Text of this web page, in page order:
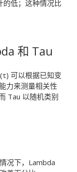
的低；这种情况比
和 Tau
可以根据已知变
力来测量相关性
Tau 以随机类别
况下，Lambda